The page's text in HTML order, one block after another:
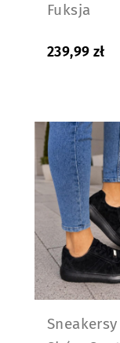
Fuksja
239,99 zł
Sneakersy